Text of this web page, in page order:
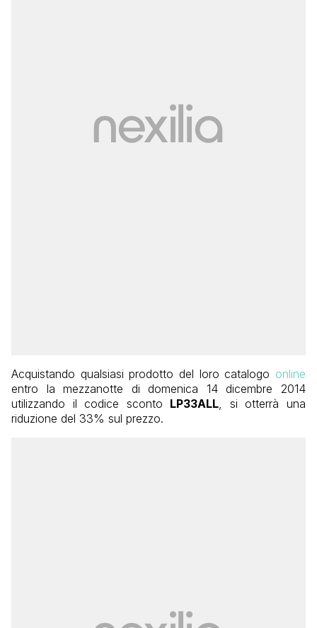
Acquistando qualsiasi prodotto del loro catalogo online
entro la mezzanotte di domenica 14 dicembre 2014
utilizzando il codice sconto LP33ALL, si otterrà una
riduzione del 33% sul prezzo.